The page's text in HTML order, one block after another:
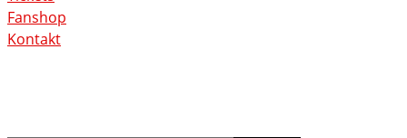
Fanshop
Kontakt